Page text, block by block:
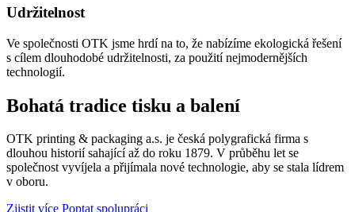
Udržitelnost
Ve společnosti OTK jsme hrdí na to, že nabízíme ekologická řešení
s cílem dlouhodobé udržitelnosti, za použití nejmodernějších
technologií.
Bohatá tradice tisku a balení
OTK printing & packaging a.s. je česká polygrafická firma s
dlouhou historií sahající až do roku 1879. V průběhu let se
společnost vyvíjela a přijímala nové technologie, aby se stala lídrem
v oboru.
Zjistit více Poptat spolupráci